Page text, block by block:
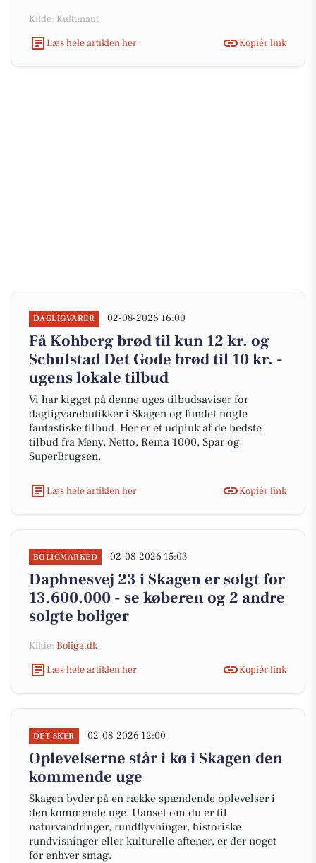
Kilde: Kultunaut
Læs hele artiklen her
Kopiér link
DAGLIGVARER 02-08-2026 16:00
Få Kohberg brød til kun 12 kr. og
Schulstad Det Gode brød til 10 kr. -
ugens lokale tilbud
Vi har kigget på denne uges tilbudsaviser for
dagligvarebutikker i Skagen og fundet nogle
fantastiske tilbud. Her er et udpluk af de bedste
tilbud fra Meny, Netto, Rema 1000, Spar og
SuperBrugsen.
Læs hele artiklen her Kopiér link
BOLIGMARKED 02-08-2026 15:03
Daphnesvej 23 i Skagen er solgt for
13.600.000 - se køberen og 2 andre
solgte boliger
Kilde: Boliga.dk
Læs hele artiklen her
Kopiér link
DET SKER 02-08-2026 12:00
Oplevelserne står i kø i Skagen den
kommende uge
Skagen byder på en række spændende oplevelser i
den kommende uge. Uanset om du er til
naturvandringer, rundflyvninger, historiske
rundvisninger eller kulturelle aftener, er der noget
for enhver smag.